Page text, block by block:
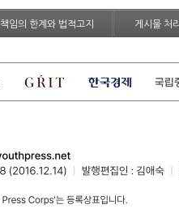
책임의 한계와 법적고지 게시물 처